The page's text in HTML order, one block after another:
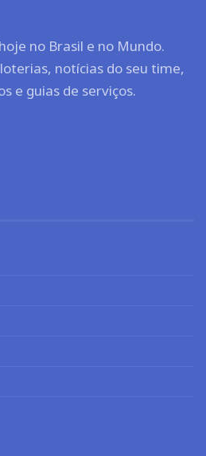
no Brasil e no Mundo.
notícias do seu time,
e guias de serviços.